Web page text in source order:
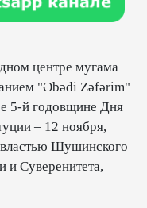
центре мугама
"Əbədi Zəfərim"
5-й годовщине Дня
– 12 ноября,
Шушинского
и Суверенитета,